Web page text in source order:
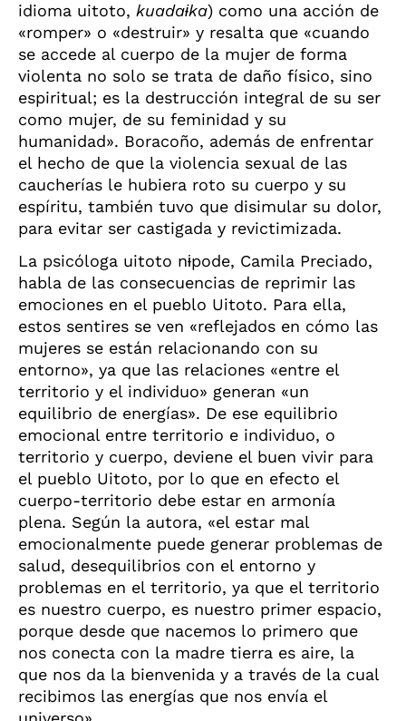
idioma uitoto, kuadaɨka) como una acción de
«romper» o «destruir» y resalta que «cuando
se accede al cuerpo de la mujer de forma
violenta no solo se trata de daño físico, sino
espiritual; es la destrucción integral de su ser
como mujer, de su feminidad y su
humanidad». Boracoño, además de enfrentar
el hecho de que la violencia sexual de las
caucherías le hubiera roto su cuerpo y su
espíritu, también tuvo que disimular su dolor,
para evitar ser castigada y revictimizada.
La psicóloga uitoto nɨpode, Camila Preciado,
habla de las consecuencias de reprimir las
emociones en el pueblo Uitoto. Para ella,
estos sentires se ven «reflejados en cómo las
mujeres se están relacionando con su
entorno», ya que las relaciones «entre el
territorio y el individuo» generan «un
equilibrio de energías». De ese equilibrio
emocional entre territorio e individuo, o
territorio y cuerpo, deviene el buen vivir para
el pueblo Uitoto, por lo que en efecto el
cuerpo-territorio debe estar en armonía
plena. Según la autora, «el estar mal
emocionalmente puede generar problemas de
salud, desequilibrios con el entorno y
problemas en el territorio, ya que el territorio
es nuestro cuerpo, es nuestro primer espacio,
porque desde que nacemos lo primero que
nos conecta con la madre tierra es aire, la
que nos da la bienvenida y a través de la cual
recibimos las energías que nos envía el